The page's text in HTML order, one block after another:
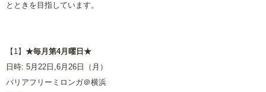
とときを目指しています。
【1】 ★毎月第4月曜日★
日時: 5月22日,6月26日（月）
バリアフリーミロンガ＠横浜